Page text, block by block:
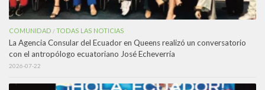
COMUNIDAD /TODAS LAS NOTICIAS
La Agencia Consular del Ecuador en Queens realizó un conversatorio
con el antropólogo ecuatoriano José Echeverría
2026-07-22